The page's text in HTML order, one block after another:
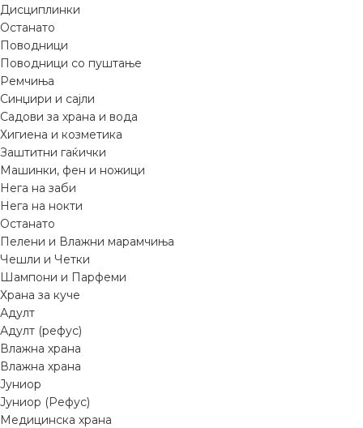
Дисциплинки
Останато
Поводници
Поводници со пуштање
Ремчиња
Синџири и сајли
Садови за храна и вода
Хигиена и козметика
Заштитни гаќички
Машинки, фен и ножици
Нега на заби
Нега на нокти
Останато
Пелени и Влажни марамчиња
Чешли и Четки
Шампони и Парфеми
Храна за куче
Адулт
Адулт (рефус)
Влажна храна
Влажна храна
Јуниор
Јуниор (Рефус)
Медицинска храна